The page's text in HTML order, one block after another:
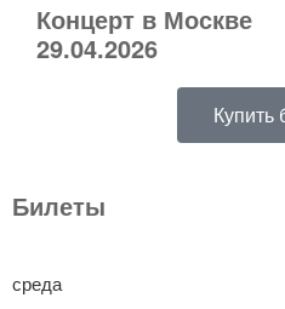
Концерт в Москве
29.04.2026
Купить
Билеты
среда